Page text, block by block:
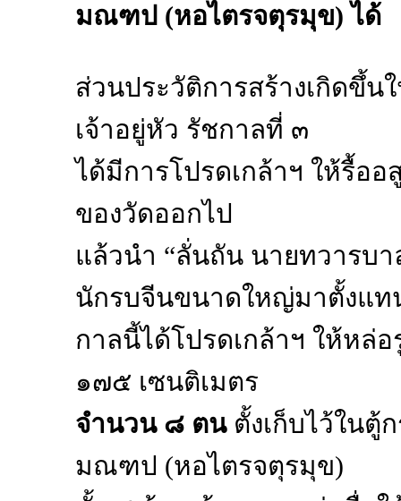
มณฑป (หอไตรจตุรมุข) ได้
ส่วนประวัติการสร้างเกิดขึ้น
เจ้าอยู่หัว รัชกาลที่ ๓
ได้มีการโปรดเกล้าฯ ให้รื้อ
ของวัดออกไป
แล้วนำ “ลั่นถัน นายทวารบ
นักรบจีนขนาดใหญ่มาตั้งแท
กาลนี้ได้โปรดเกล้าฯ ให้หล่
๑๗๕ เซนติเมตร
จำนวน ๘ ตนตั้งเก็บไว้ในตู้
มณฑป (หอไตรจตุรมุข)